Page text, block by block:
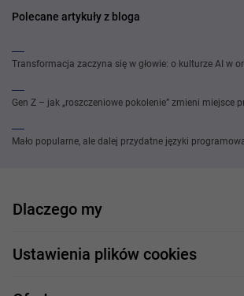
Polecane artykuły z bloga
Transformacja zaczyna się w głowie: o kulturze AI w
Gen Z – jak „roszczeniowe pokolenie” zmieni miejsce
Mało popularne, ale dalej przydatne języki
Dlaczego my
Nasi pracownicy
Ustawienia plików cookies